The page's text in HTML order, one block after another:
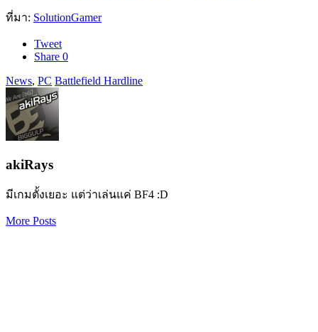
ที่มา: SolutionGamer
Tweet
Share 0
News, PC Battlefield Hardline
akiRays
มีเกมตั้งเยอะ แต่ว่าเล่นแค่ BF4 :D
More Posts